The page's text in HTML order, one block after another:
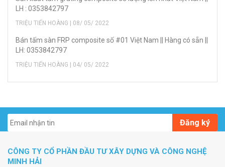
LH : 0353842797
TRIỆU TIẾN HOÀNG | 08/ 05/ 2022
Bán tấm sàn FRP composite số #01 Việt Nam || Hàng có sẵn ||
LH: 0353842797
TRIỆU TIẾN HOÀNG | 04/ 05/ 2022
Đăng ký
CÔNG TY CỔ PHẦN ĐẦU TƯ XÂY DỰNG VÀ CÔNG NGHỆ
MINH HẢI